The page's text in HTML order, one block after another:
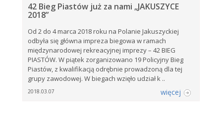
42 Bieg Piastów już za nami „JAKUSZYCE
2018”
Od 2 do 4 marca 2018 roku na Polanie Jakuszyckiej
odbyła się główna impreza biegowa w ramach
międzynarodowej rekreacyjnej imprezy – 42 BIEG
PIASTÓW. W piątek zorganizowano 19 Policyjny Bieg
Piastów, z kwalifikacją odrębnie prowadzoną dla tej
grupy zawodowej. W biegach wzięło udział k ..
2018.03.07 więcej